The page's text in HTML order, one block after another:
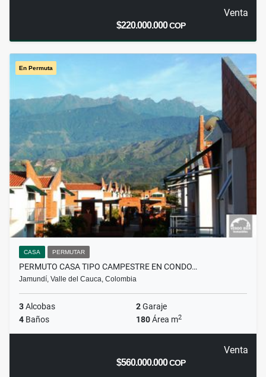
Venta
$220.000.000COP
En Permuta
CASA PERMUTAR
PERMUTO CASA TIPO CAMPESTRE EN CONDO…
Jamundí, Valle del Cauca, Colombia
3Alcobas 2Garaje
4 Baños 180Área m2
Venta
$560.000.000COP